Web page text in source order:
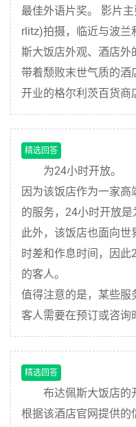
最佳外语片奖。 影片
rlitz)拍摄，临近与波兰
斯大饭店外观、酒店外
带着颓败末世气质的酒
开业的格尔利茨百货商
精选回答
为24小时开放。
因为该饭店作为一家
的服务，24小时开放是
此外，该饭店也面向
时差和作息时间，因
的客人。
值得注意的是，某些服
客人需要在预订或咨询
精选回答
布达佩斯大饭店的
根据该酒店官网提供的